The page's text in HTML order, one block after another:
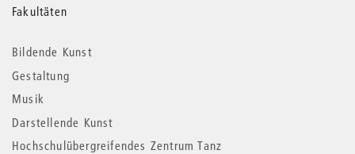
Weitere
Informationen
Fakultäten
Bildende Kunst
Gestaltung
Musik
Darstellende Kunst
Hochschulübergreifendes Zentrum Tanz